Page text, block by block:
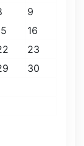
9
16
23
30